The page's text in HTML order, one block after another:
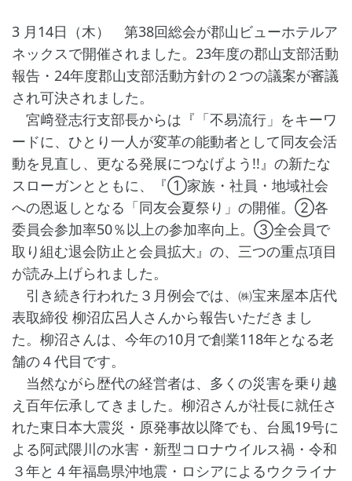
3 月14日（木） 第38回総会が郡山ビューホテルア
ネックスで開催されました。23年度の郡山支部活動
報告・24年度郡山支部活動方針の２つの議案が審議
され可決されました。
宮﨑登志行支部長からは『「不易流行」をキーワ
ードに、ひとり一人が変革の能動者として同友会活
動を見直し、更なる発展につなげよう!!』の新たな
スローガンとともに、『①家族・社員・地域社会
への恩返しとなる「同友会夏祭り」の開催。②各
委員会参加率50％以上の参加率向上。③全会員で
取り組む退会防止と会員拡大』の、三つの重点項目
が読み上げられました。
引き続き行われた３月例会では、㈱宝来屋本店代
表取締役 柳沼広呂人さんから報告いただきまし
た。柳沼さんは、今年の10月で創業118年となる老
舗の４代目です。
当然ながら歴代の経営者は、多くの災害を乗り越
え百年伝承してきました。柳沼さんが社長に就任さ
れた東日本大震災・原発事故以降でも、台風19号に
よる阿武隈川の水害・新型コロナウイルス禍・令和
３年と４年福島県沖地震・ロシアによるウクライナ